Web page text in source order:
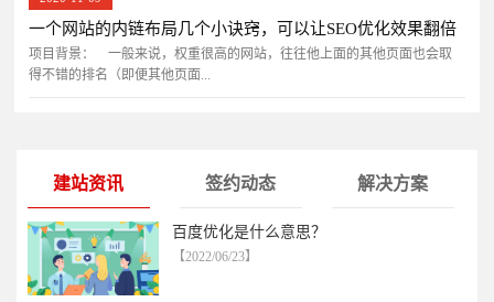
一个网站的内链布局几个小诀窍，可以让SEO优化效果翻倍
项目背景： 一般来说，权重很高的网站，往往他上面的其他页面也会取
得不错的排名（即便其他页面...
建站资讯 签约动态 解决方案
百度优化是什么意思？
【2022/06/23】